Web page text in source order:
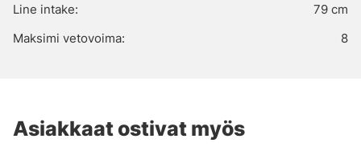
Line intake:
79 cm
Maksimi vetovoima:
8
Asiakkaat ostivat myös